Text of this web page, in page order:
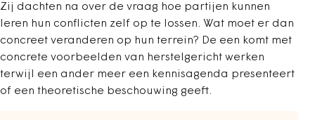
Zij dachten na over de vraag hoe partijen kunnen
leren hun conflicten zelf op te lossen. Wat moet er dan
concreet veranderen op hun terrein? De een komt met
concrete voorbeelden van herstelgericht werken
terwijl een ander meer een kennisagenda presenteert
of een theoretische beschouwing geeft.